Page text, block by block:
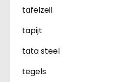
tafelzeil
tapijt
tata steel
tegels